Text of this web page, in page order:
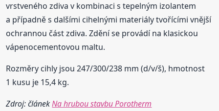
vrstveného zdiva v kombinaci s tepelným izolantem
a případně s dalšími cihelnými materiály tvořícími vnější
ochrannou část zdiva. Zdění se provádí na klasickou
vápenocementovou maltu.
Rozměry cihly jsou 247/300/238 mm (d/v/š), hmotnost
1 kusu je 15,4 kg.
Zdroj: článekNa hrubou stavbu Porotherm